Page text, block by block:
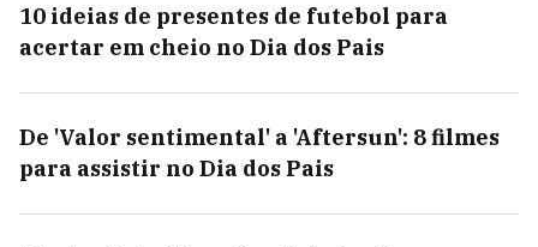
10 ideias de presentes de futebol para
acertar em cheio no Dia dos Pais
De 'Valor sentimental' a 'Aftersun': 8 filmes
para assistir no Dia dos Pais